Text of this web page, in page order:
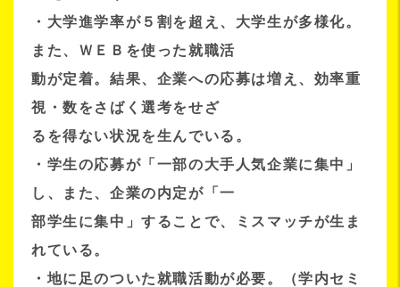
・大学進学率が５割を超え、大学生が多様化。
また、ＷＥＢを使った就職活
動が定着。結果、企業への応募は増え、効率重
視・数をさばく選考をせざ
るを得ない状況を生んでいる。
・学生の応募が「一部の大手人気企業に集中」
し、また、企業の内定が「一
部学生に集中」することで、ミスマッチが生ま
れている。
・地に足のついた就職活動が必要。（学内セミ